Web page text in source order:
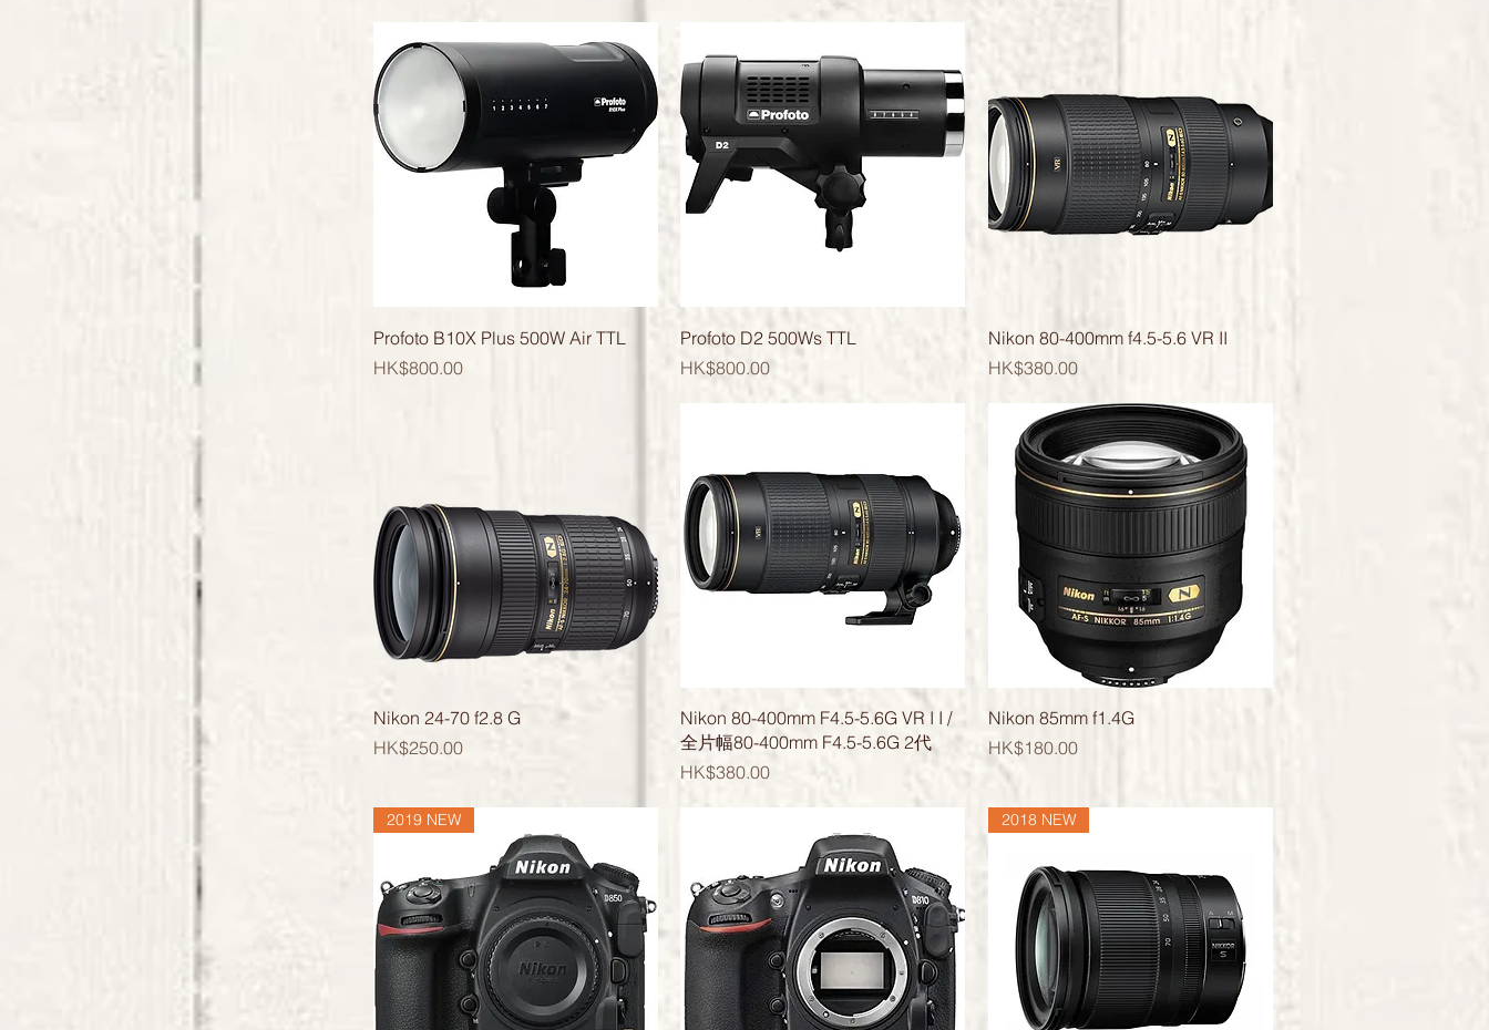
快速瀏覽
Profoto B10X Plus 500W Air TTL
價格
HK$800.00
快速瀏覽
Profoto D2 500Ws TTL
價格
HK$800.00
快速瀏覽
Nikon 80-400mm f4.5-5.6 VR II
價格
HK$380.00
快速瀏覽
Nikon 24-70 f2.8 G
價格
HK$250.00
快速瀏覽
Nikon 80-400mm F4.5-5.6G VR I I /
全片幅80-400mm F4.5-5.6G 2代
價格
HK$380.00
快速瀏覽
Nikon 85mm f1.4G
價格
HK$180.00
2019 NEW 2018 NEW